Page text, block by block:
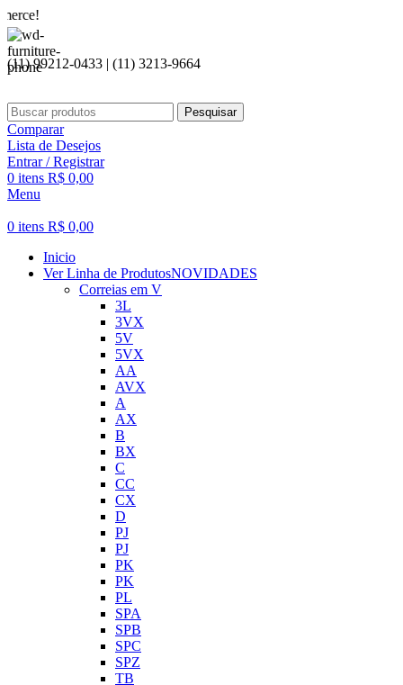
(11) 99212-0433 | (11) 3213-9664
Pesquisar
Comparar
Lista de Desejos
Entrar / Registrar
0 itens R$ 0,00
Menu
0 itens R$ 0,00
Inicio
Ver Linha de ProdutosNOVIDADES
Correias em V
3L
3VX
5V
5VX
AA
AVX
A
AX
B
BX
C
CC
CX
D
PJ
PJ
PK
PK
PL
SPA
SPB
SPC
SPZ
TB